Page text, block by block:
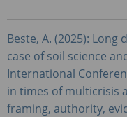
Beste, A. (2025):
case of soil science
International
in times of multicrisis
framing, authority,